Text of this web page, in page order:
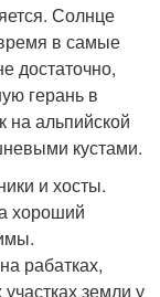
Солнце
в самые
достаточно,
герань в
на альпийской
кустами.
и хосты.
хороший
рабатках,
земли у